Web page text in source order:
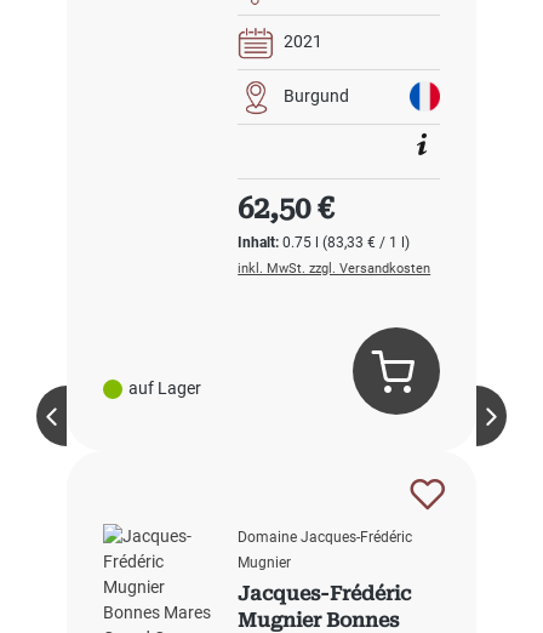
auf Lager
2021
Burgund
Inhalt:0.75 l(83,33 € / 1 l)
Regulärer Preis:
62,50 €
inkl. MwSt. zzgl. Versandkosten
Domaine Jacques-Frédéric
Mugnier
Jacques-Frédéric
Mugnier Bonnes